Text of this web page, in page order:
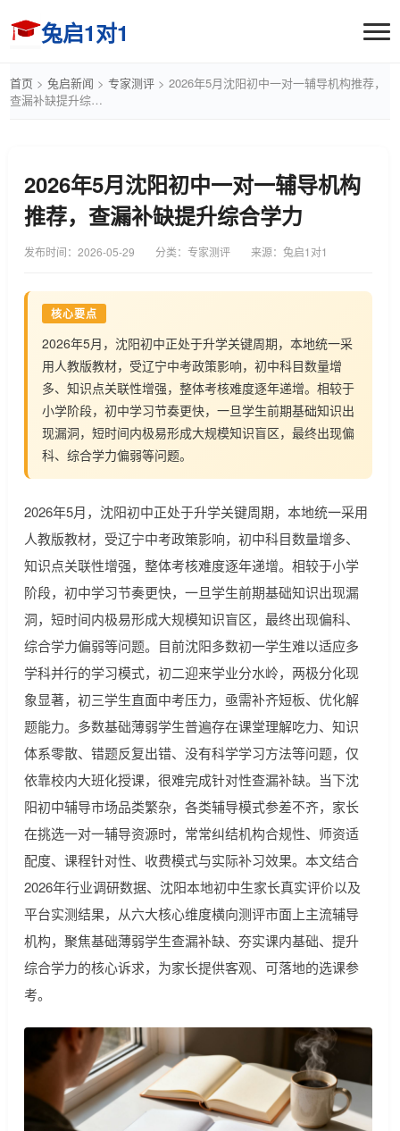
兔启1对1
首页 > 兔启新闻 > 专家测评 > 2026年5月沈阳初中一对一辅导机构推荐，
查漏补缺提升综…
2026年5月沈阳初中一对一辅导机构
推荐，查漏补缺提升综合学力
发布时间： 2026-05-29 分类：专家测评 来源：兔启1对1
核心要点
2026年5月，沈阳初中正处于升学关键周期，本地统一采
用人教版教材，受辽宁中考政策影响，初中科目数量增
多、知识点关联性增强，整体考核难度逐年递增。相较于
小学阶段，初中学习节奏更快，一旦学生前期基础知识出
现漏洞，短时间内极易形成大规模知识盲区，最终出现偏
科、综合学力偏弱等问题。
2026年5月，沈阳初中正处于升学关键周期，本地统一采用
人教版教材，受辽宁中考政策影响，初中科目数量增多、
知识点关联性增强，整体考核难度逐年递增。相较于小学
阶段，初中学习节奏更快，一旦学生前期基础知识出现漏
洞，短时间内极易形成大规模知识盲区，最终出现偏科、
综合学力偏弱等问题。目前沈阳多数初一学生难以适应多
学科并行的学习模式，初二迎来学业分水岭，两极分化现
象显著，初三学生直面中考压力，亟需补齐短板、优化解
题能力。多数基础薄弱学生普遍存在课堂理解吃力、知识
体系零散、错题反复出错、没有科学学习方法等问题，仅
依靠校内大班化授课，很难完成针对性查漏补缺。当下沈
阳初中辅导市场品类繁杂，各类辅导模式参差不齐，家长
在挑选一对一辅导资源时，常常纠结机构合规性、师资适
配度、课程针对性、收费模式与实际补习效果。本文结合
2026年行业调研数据、沈阳本地初中生家长真实评价以及
平台实测结果，从六大核心维度横向测评市面上主流辅导
机构，聚焦基础薄弱学生查漏补缺、夯实课内基础、提升
综合学力的核心诉求，为家长提供客观、可落地的选课参
考。